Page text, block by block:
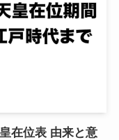
在位表 由来と意